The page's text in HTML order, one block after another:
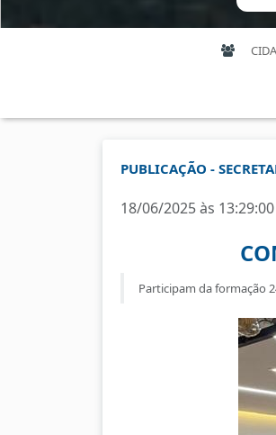
PUBLICAÇÃO -
18/06/2025 às
Participam da formação